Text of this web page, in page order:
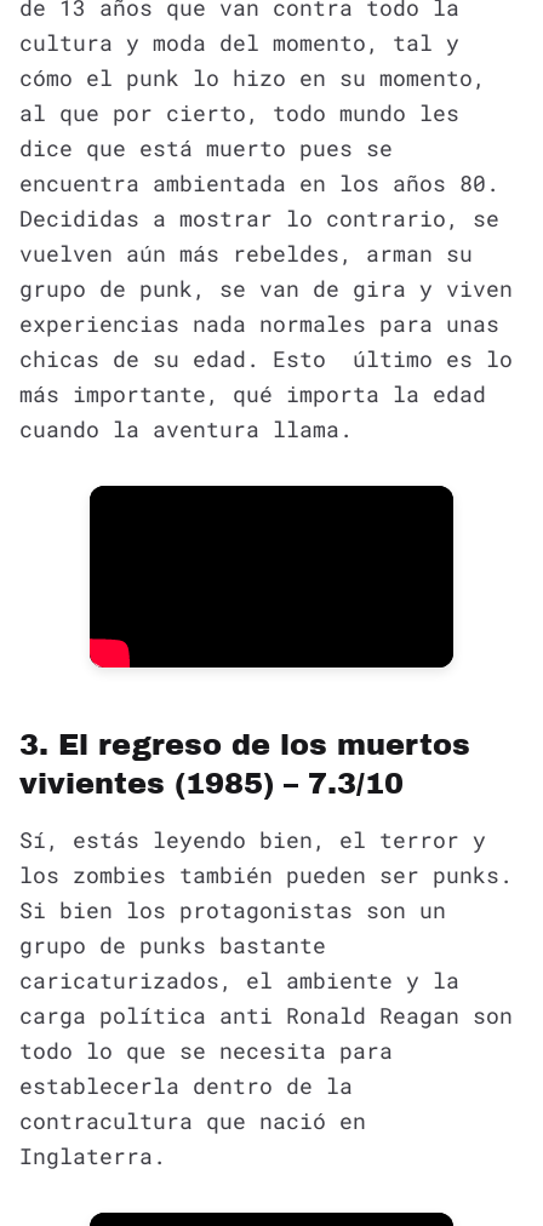
de 13 años que van contra todo la
cultura y moda del momento, tal y
cómo el punk lo hizo en su momento,
al que por cierto, todo mundo les
dice que está muerto pues se
encuentra ambientada en los años 80.
Decididas a mostrar lo contrario, se
vuelven aún más rebeldes, arman su
grupo de punk, se van de gira y viven
experiencias nada normales para unas
chicas de su edad. Esto último es lo
más importante, qué importa la edad
cuando la aventura llama.
3. El regreso de los muertos
vivientes (1985) – 7.3/10
Sí, estás leyendo bien, el terror y
los zombies también pueden ser punks.
Si bien los protagonistas son un
grupo de punks bastante
caricaturizados, el ambiente y la
carga política anti Ronald Reagan son
todo lo que se necesita para
establecerla dentro de la
contracultura que nació en
Inglaterra.